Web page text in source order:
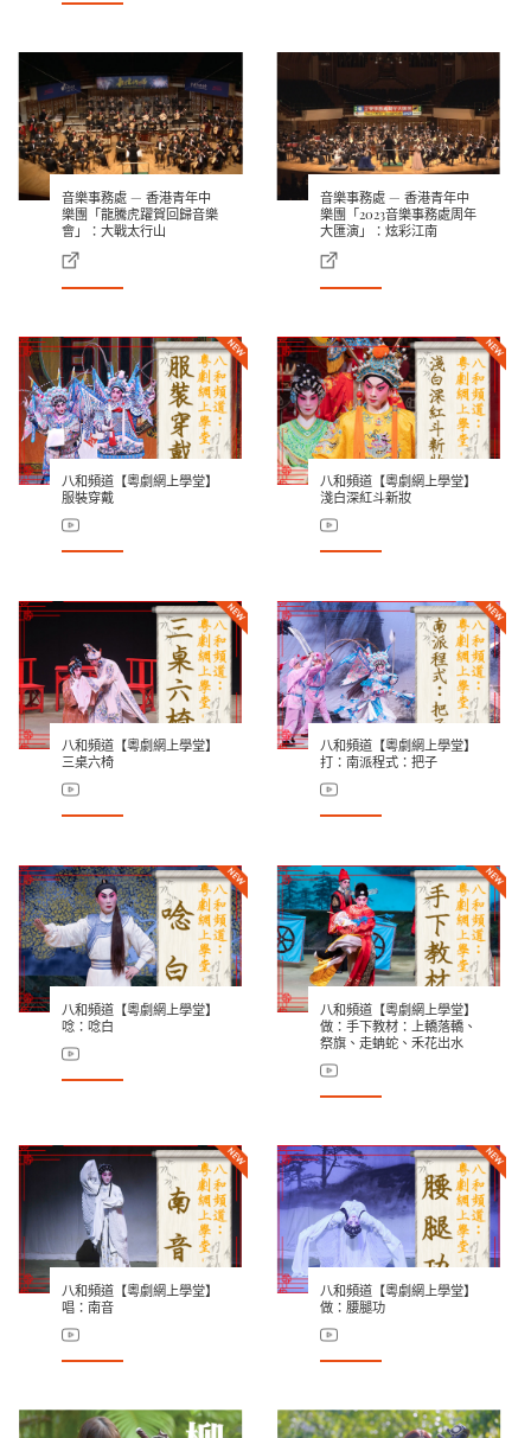
音樂事務處 — 香港青年中
樂團「龍騰虎躍賀回歸音樂
會」：大戰太行山
音樂事務處 — 香港青年中
樂團「2023音樂事務處周年
大匯演」：炫彩江南
八和頻道【粵劇網上學堂】
服裝穿戴
八和頻道【粵劇網上學堂】
淺白深紅斗新妝
八和頻道【粵劇網上學堂】
三桌六椅
八和頻道【粵劇網上學堂】
打：南派程式：把子
八和頻道【粵劇網上學堂】
唸：唸白
八和頻道【粵劇網上學堂】
做：手下教材：上轎落轎、
祭旗、走蚺蛇、禾花岀水
八和頻道【粵劇網上學堂】
唱：南音
八和頻道【粵劇網上學堂】
做：腰腿功